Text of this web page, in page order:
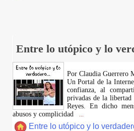
Entre lo utópico y lo
Por Claudia Guerrero
​Un Portal de la
confianza, al
privadas de la
Reyes. En dicho
abusos y complicidad
Entre lo utópico y lo